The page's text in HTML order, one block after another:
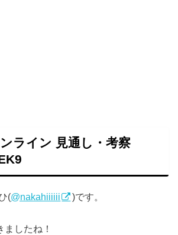
ライン 見通し・考察
(@nakahiiiiii )です。
したね！